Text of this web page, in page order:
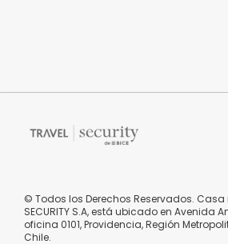
© Todos los Derechos Reservados. Casa
SECURITY S.A, está ubicado en Avenida
oficina 0101, Providencia, Región
Chile.